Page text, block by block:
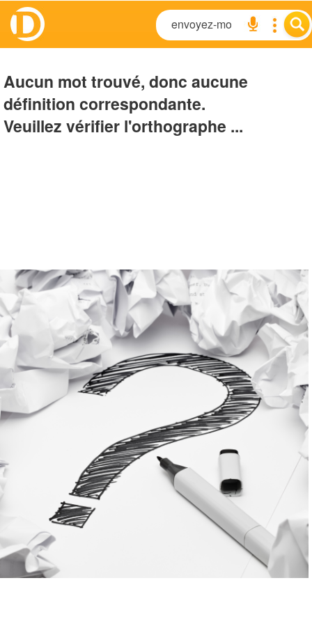
Aucun mot trouvé, donc aucune
définition correspondante.
Veuillez vérifier l'orthographe ...